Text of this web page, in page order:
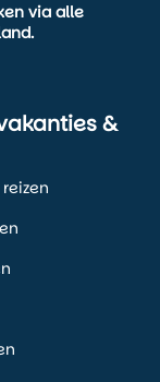
via alle
&